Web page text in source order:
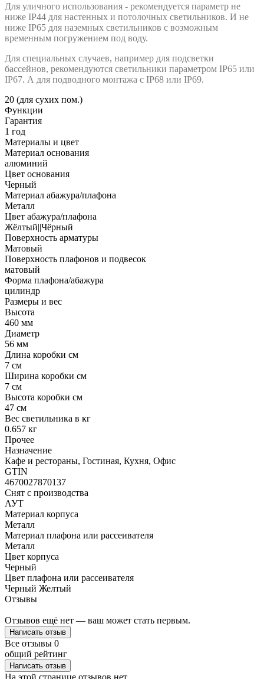
Для уличного использования - рекомендуется параметр не
ниже IP44 для настенных и потолочных светильников. И не
ниже IP65 для наземных светильников с возможным
временным погружением под воду.
Для специальных случаев, например для подсветки
бассейнов, рекомендуются светильники параметром IP65 или
IP67. А для подводного монтажа с IP68 или IP69.
20 (для сухих пом.)
Функции
Гарантия
1 год
Материалы и цвет
Материал основания
алюминий
Цвет основания
Черный
Материал абажура/плафона
Металл
Цвет абажура/плафона
Жёлтый||Чёрный
Поверхность арматуры
Матовый
Поверхность плафонов и подвесок
матовый
Форма плафона/абажура
цилиндр
Размеры и вес
Высота
460 мм
Диаметр
56 мм
Длина коробки см
7 см
Ширина коробки см
7 см
Высота коробки см
47 см
Вес светильника в кг
0.657 кг
Прочее
Назначение
Кафе и рестораны, Гостиная, Кухня, Офис
GTIN
4670027870137
Снят с производства
АУТ
Материал корпуса
Металл
Материал плафона или рассеивателя
Металл
Цвет корпуса
Черный
Цвет плафона или рассеивателя
Черный Желтый
Отзывы
Отзывов ещё нет — ваш может стать первым.
Написать отзыв
Все отзывы 0
общий рейтинг
Написать отзыв
На этой странице отзывов нет